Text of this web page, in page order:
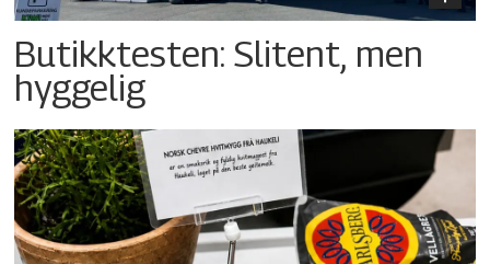
Butikktesten: Slitent, men
hyggelig